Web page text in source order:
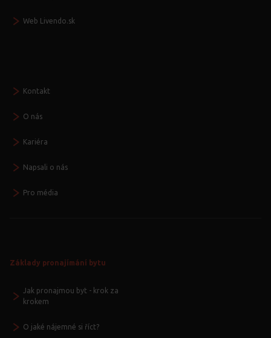
Web Livendo.sk
Kontakt
O nás
Kariéra
Napsali o nás
Pro média
Základy pronajímání bytu
Jak pronajmou byt - krok za
krokem
O jaké nájemné si říct?